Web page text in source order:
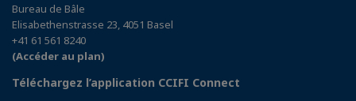
Bureau de Bâle
Elisabethenstrasse 23, 4051 Basel
+41 61 561 8240
(Accéder au plan)
Téléchargez l’application CCIFI Connect